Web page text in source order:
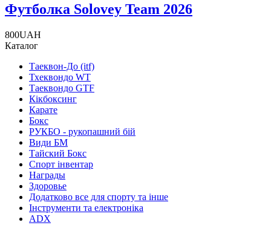
Футболка Solovey Team 2026
800UAH
Каталог
Таеквон-До (itf)
Тхеквондо WT
Таеквондо GTF
Кікбоксинг
Карате
Бокс
РУКБО - рукопашний бій
Види БМ
Тайский Бокс
Спорт інвентар
Награды
Здоровье
Додатково все для спорту та інше
Інструменти та електроніка
ADX